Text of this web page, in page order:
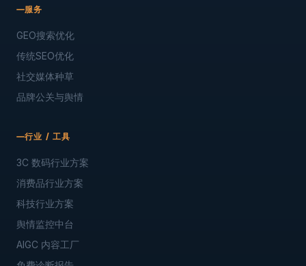
服务
GEO搜索优化
传统SEO优化
社交媒体种草
品牌公关与舆情
行业 / 工具
3C 数码行业方案
消费品行业方案
科技行业方案
舆情监控中台
AIGC 内容工厂